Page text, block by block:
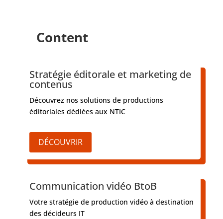
Content
Stratégie éditorale et marketing de
contenus
Découvrez nos solutions de productions
éditoriales dédiées aux NTIC
DÉCOUVRIR
Communication vidéo BtoB
Votre stratégie de production vidéo à destination
des décideurs IT